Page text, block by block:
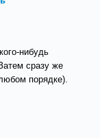
сразу же
порядке).